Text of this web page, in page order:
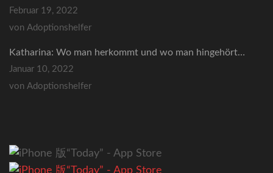
Februar 19, 2022
von Adoptionshelfer
Katharina: Wo man herkommt und wo man hingehört…
Januar 10, 2022
von Adoptionshelfer